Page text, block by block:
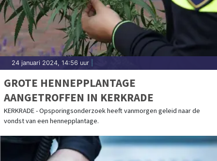
24 januari 2024, 14:56 uur
GROTE HENNEPPLANTAGE
AANGETROFFEN IN KERKRADE
KERKRADE - Opsporingsonderzoek heeft vanmorgen geleid naar de
vondst van een hennepplantage.